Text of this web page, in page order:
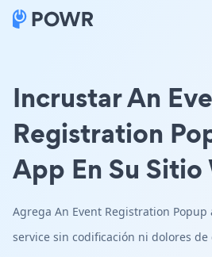
Incrustar An
Registration
App En Su Sitio
Agrega An Event Registration
service sin codificación ni dolores de